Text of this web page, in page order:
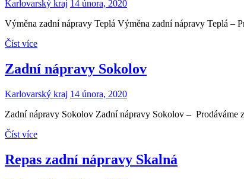
Karlovarský kraj 14 února, 2020
Výměna zadní nápravy Teplá Výměna zadní nápravy Teplá –
Číst více
Zadní nápravy Sokolov
Karlovarský kraj 14 února, 2020
Zadní nápravy Sokolov Zadní nápravy Sokolov – Prodáváme
Číst více
Repas zadní nápravy Skalná